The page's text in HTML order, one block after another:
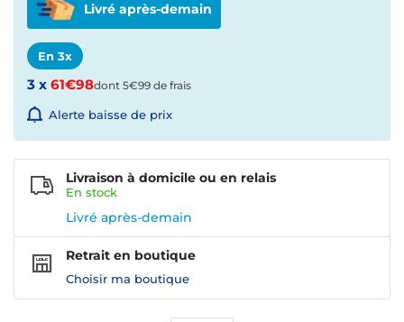
Livré après-demain
En 3x
3 x 61€98dont 5€99 de frais
Alerte baisse de prix
Livraison à domicile ou en relais
En stock
Livré après-demain
Retrait en boutique
Choisir ma boutique